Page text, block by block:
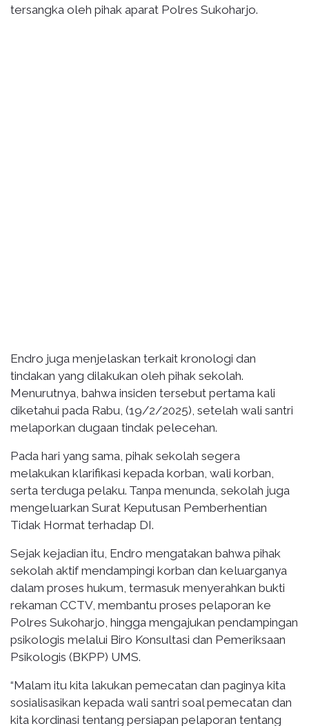
tersangka oleh pihak aparat Polres Sukoharjo.
Endro juga menjelaskan terkait kronologi dan
tindakan yang dilakukan oleh pihak sekolah.
Menurutnya, bahwa insiden tersebut pertama kali
diketahui pada Rabu, (19/2/2025), setelah wali santri
melaporkan dugaan tindak pelecehan.
Pada hari yang sama, pihak sekolah segera
melakukan klarifikasi kepada korban, wali korban,
serta terduga pelaku. Tanpa menunda, sekolah juga
mengeluarkan Surat Keputusan Pemberhentian
Tidak Hormat terhadap DI.
Sejak kejadian itu, Endro mengatakan bahwa pihak
sekolah aktif mendampingi korban dan keluarganya
dalam proses hukum, termasuk menyerahkan bukti
rekaman CCTV, membantu proses pelaporan ke
Polres Sukoharjo, hingga mengajukan pendampingan
psikologis melalui Biro Konsultasi dan Pemeriksaan
Psikologis (BKPP) UMS.
“Malam itu kita lakukan pemecatan dan paginya kita
sosialisasikan kepada wali santri soal pemecatan dan
kita kordinasi tentang persiapan pelaporan tentang